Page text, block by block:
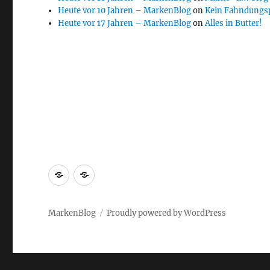
Heute vor 10 Jahren – MarkenBlogonKein
Heute vor 17 Jahren – MarkenBlogonAlles in Butter!
Markenrecherche
Gastbeiträge
MarkenBlog Proudly powered by WordPress